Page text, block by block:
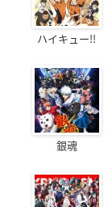
ハイキュー!!
銀魂